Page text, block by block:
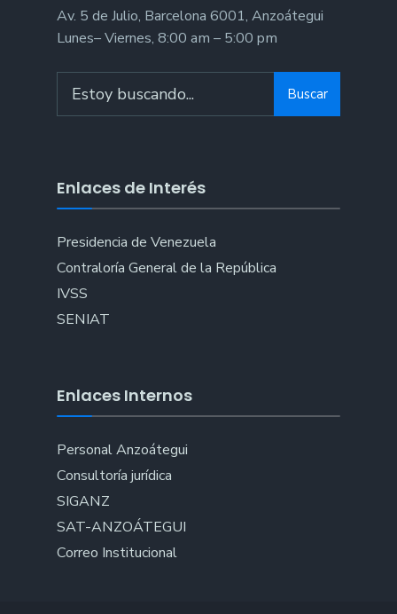
Av. 5 de Julio, Barcelona 6001, Anzoátegui
Lunes– Viernes, 8:00 am – 5:00 pm
for:
Buscar
Enlaces de Interés
Presidencia de Venezuela
Contraloría General de la República
IVSS
SENIAT
Enlaces Internos
Personal Anzoátegui
Consultoría jurídica
SIGANZ
SAT-ANZOÁTEGUI
Correo Institucional